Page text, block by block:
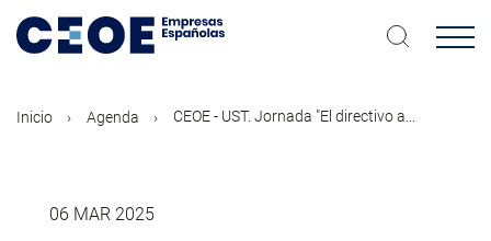
contenido
Inicio Agenda CEOE - UST. Jornada "El directivo a...
06 MAR 2025